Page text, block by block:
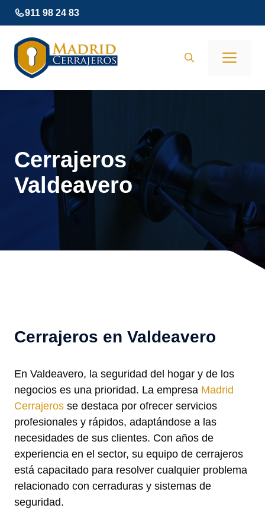
Saltar
al
contenido
911 98 24 83
Cerrajeros
Valdeavero
Cerrajeros en Valdeavero
En Valdeavero, la seguridad del hogar y de los
negocios es una prioridad. La empresa Madrid
Cerrajeros se destaca por ofrecer servicios
profesionales y rápidos, adaptándose a las
necesidades de sus clientes. Con años de
experiencia en el sector, su equipo de cerrajeros
está capacitado para resolver cualquier problema
relacionado con cerraduras y sistemas de
seguridad.